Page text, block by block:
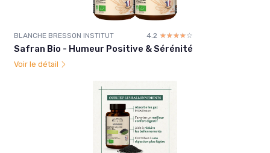
BLANCHE BRESSON INSTITUT 4.2 ☆☆☆☆☆
★★★★★
Safran Bio - Humeur Positive & Sérénité
Voir le détail